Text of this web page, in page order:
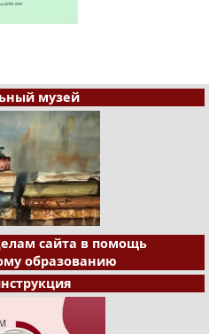
музей
сайта в помощь
образованию